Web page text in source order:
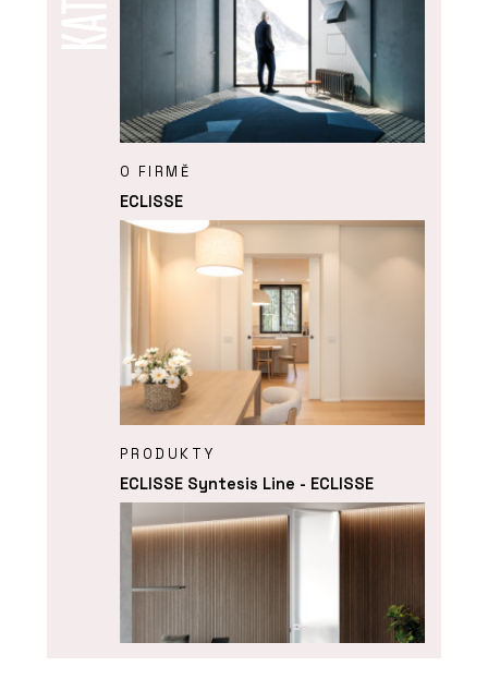
O FIRMĚ
ECLISSE
PRODUKTY
ECLISSE Syntesis Line - ECLISSE